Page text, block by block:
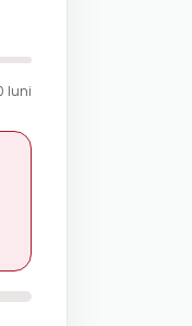
luni